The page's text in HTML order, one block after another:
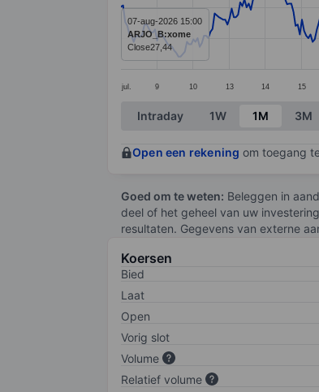
jul. 9 10 13 14 15
07-aug-2026 15:00
ARJO_B:xome
Close27,44
End of interactive chart.
Intraday 1W 1M 3M
Open een rekening om toegang
Goed om te weten: Beleggen in
deel of het geheel van uw
resultaten. Gegevens van externe
Koersen
Bied
Laat
Open
Vorig slot
Volume
Relatief volume